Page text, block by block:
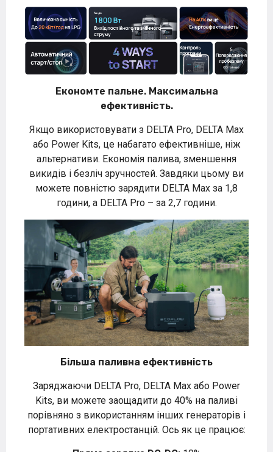
Економте пальне. Максимальна
ефективність.
Якщо використовувати з DELTA Pro, DELTA Max
або Power Kits, це набагато ефективніше, ніж
альтернативи. Економія палива, зменшення
викидів і безліч зручностей. Завдяки цьому ви
можете повністю зарядити DELTA Max за 1,8
години, а DELTA Pro – за 2,7 години.
Більша паливна ефективність
Заряджаючи DELTA Pro, DELTA Max або Power
Kits, ви можете заощадити до 40% на паливі
порівняно з використанням інших генераторів і
портативних електростанцій. Ось як це працює: